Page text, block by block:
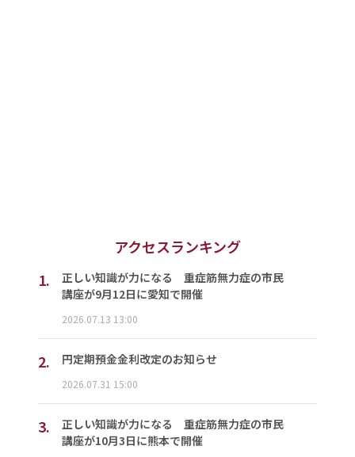
アクセスランキング
1.
正しい知識が力になる 重症筋無力症の市民
講座が9月12日に愛知で開催
2026.07.13 13:00
2. 円定期預金金利改定のお知らせ
2026.07.31 15:00
3.
正しい知識が力になる 重症筋無力症の市民
講座が10月3日に熊本で開催